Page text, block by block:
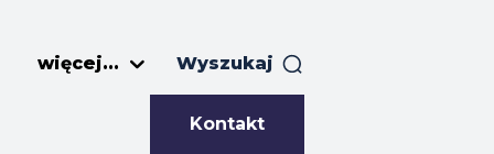
więcej... Wyszukaj
Kontakt